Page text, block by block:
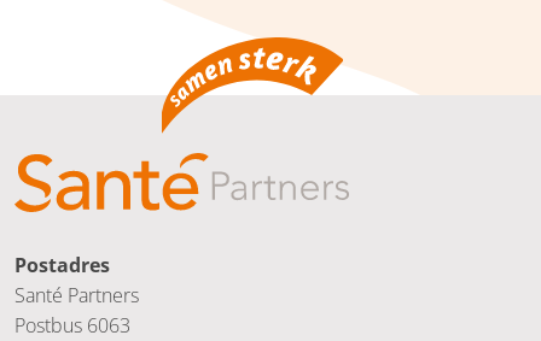
Postadres
Santé Partners
Postbus 6063